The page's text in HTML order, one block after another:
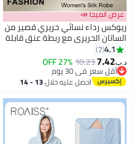
2
عرض الميجا 📣
ريوكس رداء نسائي حريري قصير من
الساتان الحريري مع ربطة عنق قابلة
للتعديل وأكمام 3/4، رداء حمام
كيمونو خفيف الوزن لطيف على
البشرة بطول فوق الركبة، ملابس
نوم مريحة وأنيقة، مثالي ليوم
الزفاف، حفلات البيجاما، ملابس الحياة
اليومية والسبا
4.1
7
د.ب‏7.42
10.23
27% OFF
أقل سعر في 30 يوم
أقل سعر في 30 يوماحصل عليه خلال 13 - 14
اغسطس